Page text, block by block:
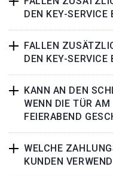
DEN KEY-SERVICE
FALLEN
DEN KEY-SERVICE
KANN AN DEN
WENN DIE TÜR AM
FEIERABEND
WELCHE
KUNDEN